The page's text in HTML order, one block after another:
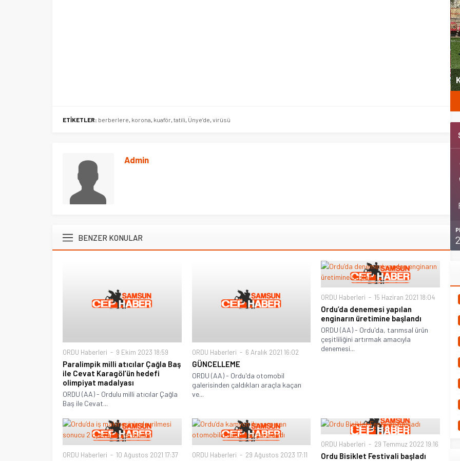
ETİKETLER: berberlere korona kuaför tatili Ünye’de virüsü
Admin
BENZER KONULAR
ORDU Haberleri 9 Ekim 2023 18:59
Paralimpik milli atıcılar Çağla Baş
ile Cevat Karagöl’ün hedefi
olimpiyat madalyası
ORDU (AA) - Ordulu milli atıcılar Çağla
Baş ile Cevat...
ORDU Haberleri 6 Aralık 2021 16:02
GÜNCELLEME
ORDU (AA) - Ordu'da otomobil
galerisinden çaldıkları araçla kaçan
ve...
ORDU Haberleri 15 Haziran 2021 18:04
Ordu’da denemesi yapılan
enginarın üretimine başlandı
ORDU (AA) - Ordu'da, tarımsal ürün
çeşitliliğini artırmak amacıyla
denemesi...
ORDU Haberleri 10 Ağustos 2021 17:37 ORDU Haberleri 29 Ağustos 2023 17:11
ORDU Haberleri 29 Temmuz 2022 19:16
Ordu Bisiklet Festivali başladı